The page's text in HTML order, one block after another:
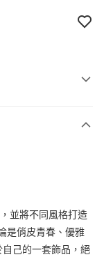
並將不同風格打造
是俏皮青春、優雅
己的一套飾品，絕